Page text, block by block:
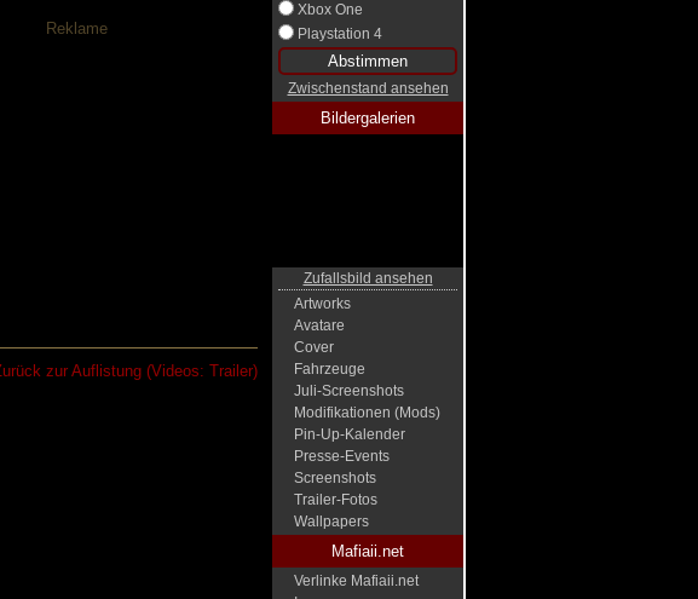
Xbox One
Playstation 4
Zwischenstand ansehen
Bildergalerien
Zufallsbild ansehen
Artworks
Avatare
Cover
Fahrzeuge
Juli-Screenshots
Modifikationen (Mods)
Pin-Up-Kalender
Presse-Events
Screenshots
Trailer-Fotos
Wallpapers
Mafiaii.net
Verlinke Mafiaii.net
Reklame
zur Auflistung (Videos: Trailer)